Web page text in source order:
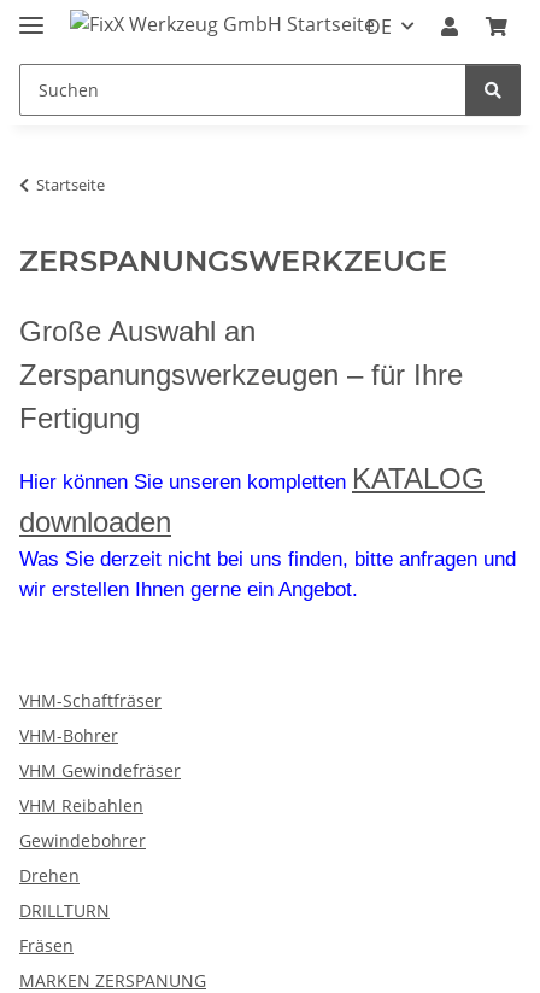
DE
Startseite
ZERSPANUNGSWERKZEUGE
Große Auswahl an
Zerspanungswerkzeugen – für Ihre
Fertigung
Hier können Sie unseren kompletten KATALOG
downloaden
Was Sie derzeit nicht bei uns finden, bitte anfragen und
wir erstellen Ihnen gerne ein Angebot.
VHM-Schaftfräser
VHM-Bohrer
VHM Gewindefräser
VHM Reibahlen
Gewindebohrer
Drehen
DRILLTURN
Fräsen
MARKEN ZERSPANUNG